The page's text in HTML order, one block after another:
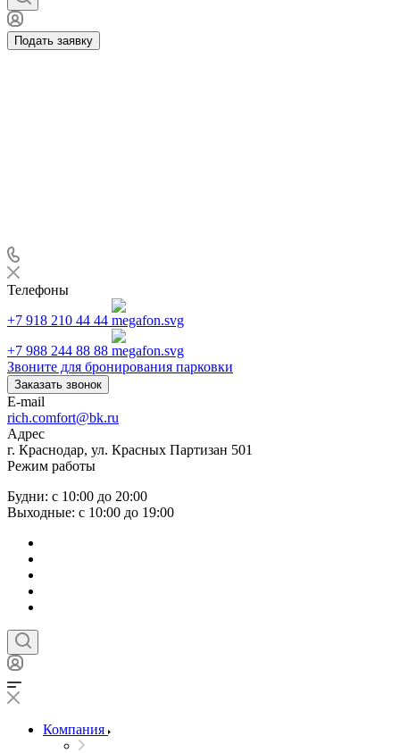
Подать заявку
Телефоны
+7 918 210 44 44
+7 988 244 88 88
Звоните для бронирования парковки
Заказать звонок
E-mail
rich.comfort@bk.ru
Адрес
г. Краснодар, ул. Красных Партизан 501
Режим работы
Будни: с 10:00 до 20:00
Выходные: с 10:00 до 19:00
Компания